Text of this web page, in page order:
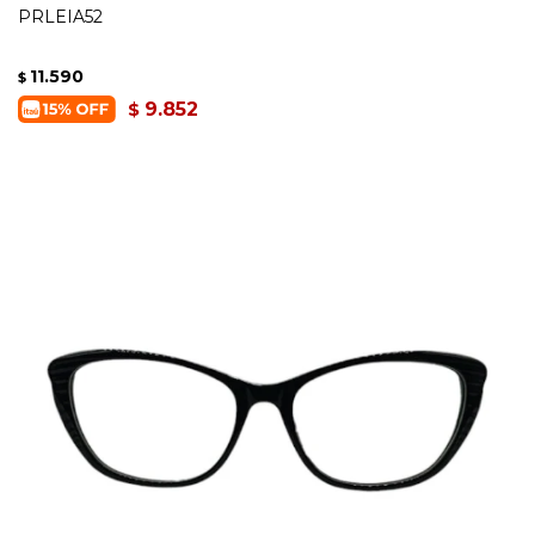
PRLEIA52
$ 11.590
$ 9.852